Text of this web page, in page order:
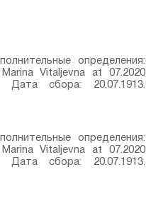
определения:
Vitaljevna at 07.2020
Дата сбора: 20.07.1913.
определения:
Vitaljevna at 07.2020
Дата сбора: 20.07.1913.